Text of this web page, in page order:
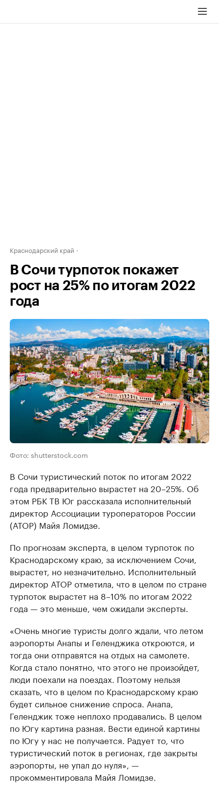
Краснодарский край
В Сочи турпоток покажет
рост на 25% по итогам 2022
года
Фото: shutterstock.com
В Сочи туристический поток по итогам 2022
года предварительно вырастет на 20–25%. Об
этом РБК ТВ Юг рассказала исполнительный
директор Ассоциации туроператоров России
(АТОР) Майя Ломидзе.
По прогнозам эксперта, в целом турпоток по
Краснодарскому краю, за исключением Сочи,
вырастет, но незначительно. Исполнительный
директор АТОР отметила, что в целом по стране
турпоток вырастет на 8–10% по итогам 2022
года — это меньше, чем ожидали эксперты.
«Очень многие туристы долго ждали, что летом
аэропорты Анапы и Геленджика откроются, и
тогда они отправятся на отдых на самолете.
Когда стало понятно, что этого не произойдет,
люди поехали на поездах. Поэтому нельзя
сказать, что в целом по Краснодарскому краю
будет сильное снижение спроса. Анапа,
Геленджик тоже неплохо продавались. В целом
по Югу картина разная. Вести единой картины
по Югу у нас не получается. Радует то, что
туристический поток в регионах, где закрыты
аэропорты, не упал до нуля», —
прокомментировала Майя Ломидзе.